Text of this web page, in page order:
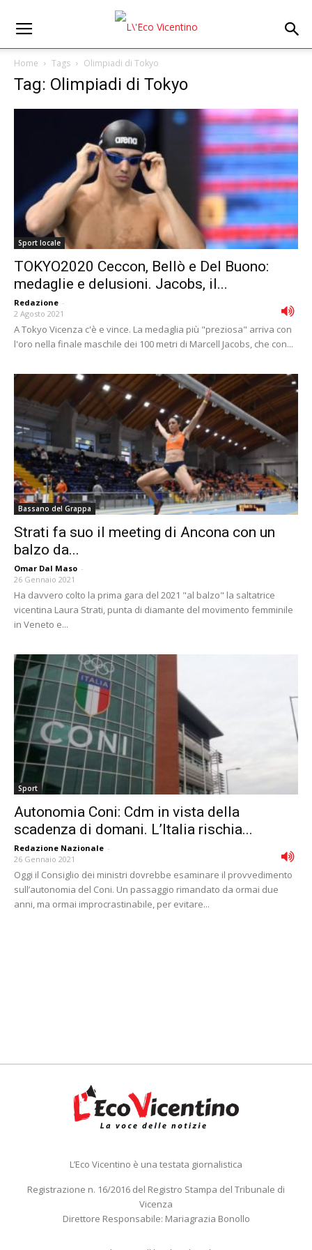
Home Tags Olimpiadi di Tokyo
Tag: Olimpiadi di Tokyo
Sport locale
TOKYO2020 Ceccon, Bellò e Del Buono:
medaglie e delusioni. Jacobs, il...
Redazione -
2 Agosto 2021
A Tokyo Vicenza c'è e vince. La medaglia più "preziosa" arriva con
l'oro nella finale maschile dei 100 metri di Marcell Jacobs, che con...
Bassano del Grappa
Strati fa suo il meeting di Ancona con un
balzo da...
Omar Dal Maso -
26 Gennaio 2021
Ha davvero colto la prima gara del 2021 "al balzo" la saltatrice
vicentina Laura Strati, punta di diamante del movimento femminile
in Veneto e...
Sport
Autonomia Coni: Cdm in vista della
scadenza di domani. L’Italia rischia...
Redazione Nazionale -
26 Gennaio 2021
Oggi il Consiglio dei ministri dovrebbe esaminare il provvedimento
sull’autonomia del Coni. Un passaggio rimandato da ormai due
anni, ma ormai improcrastinabile, per evitare...
L’Eco Vicentino è una testata giornalistica
Registrazione n. 16/2016 del Registro Stampa del Tribunale di
Vicenza
Direttore Responsabile: Mariagrazia Bonollo